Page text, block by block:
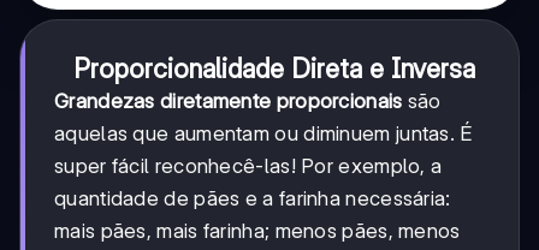
Proporcionalidade Direta e Inversa
Grandezas diretamente proporcionais são
aquelas que aumentam ou diminuem juntas. É
super fácil reconhecê-las! Por exemplo, a
quantidade de pães e a farinha necessária:
mais pães, mais farinha; menos pães, menos